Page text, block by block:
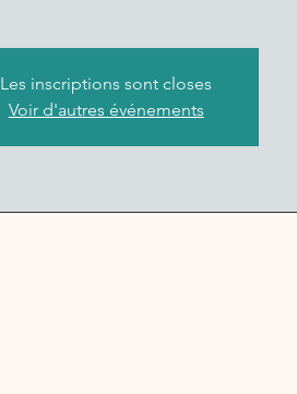
Les inscriptions sont closes
Voir d'autres événements